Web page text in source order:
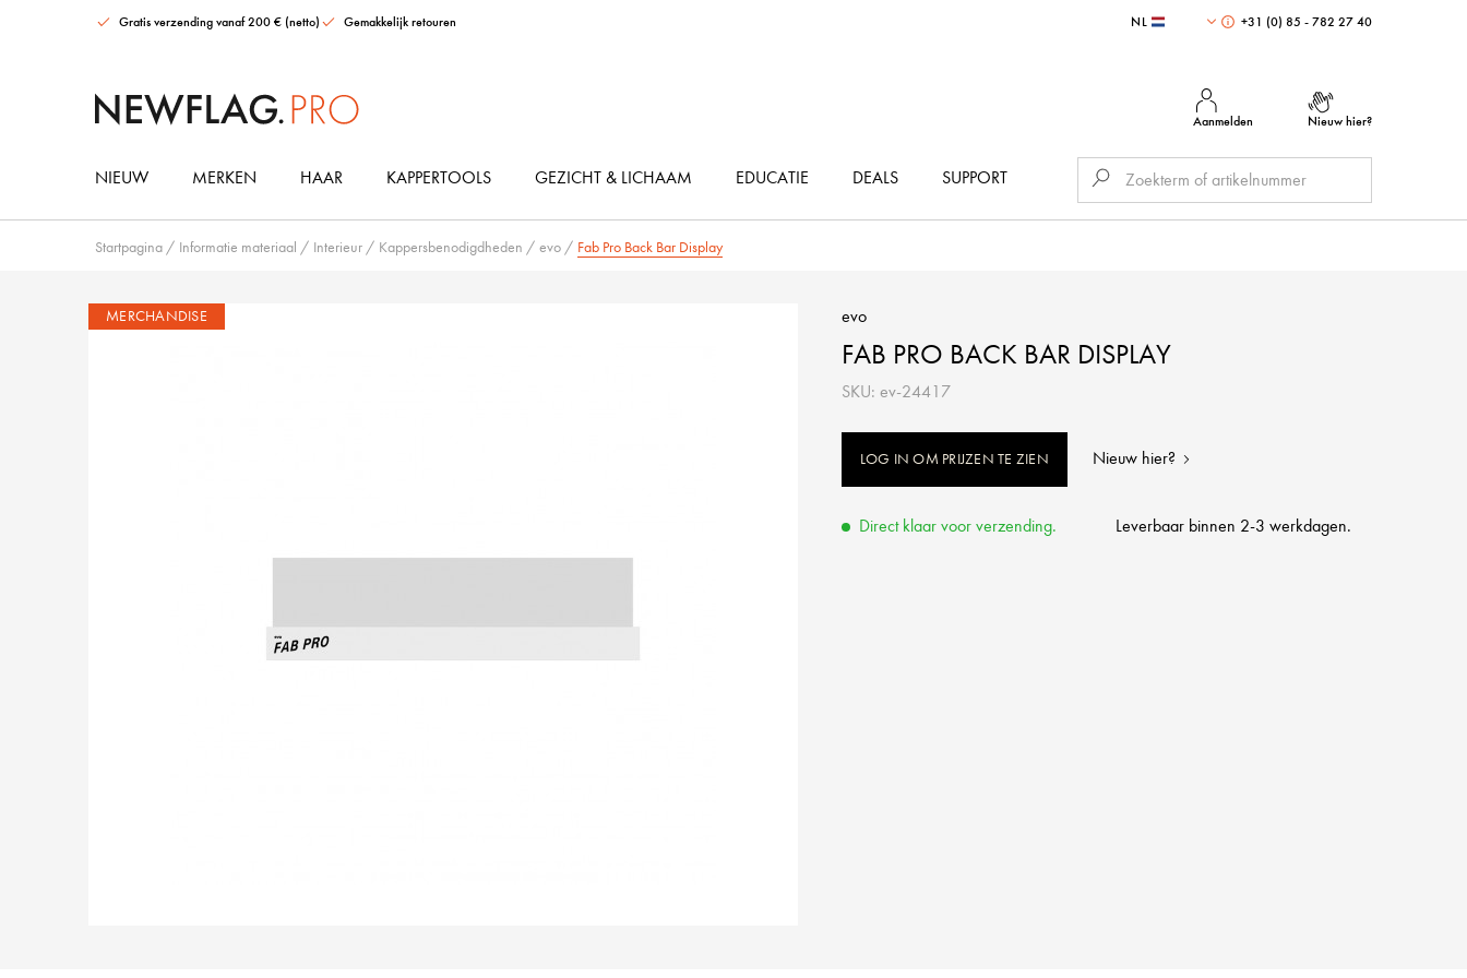
Gratis verzending vanaf 200 € (netto) Gemakkelijk retouren NL +31 (0) 85 - 782 27 40
Aanmelden Nieuw hier?
NIEUW MERKEN HAAR KAPPERTOOLS GEZICHT & LICHAAM EDUCATIE DEALS SUPPORT
Startpagina / Informatie materiaal / Interieur / Kappersbenodigdheden / evo / Fab Pro Back Bar Display
MERCHANDISE evo
FAB PRO BACK BAR DISPLAY
SKU: ev-24417
LOG IN OM PRIJZEN TE ZIEN Nieuw hier?
Direct klaar voor verzending. Leverbaar binnen 2-3 werkdagen.